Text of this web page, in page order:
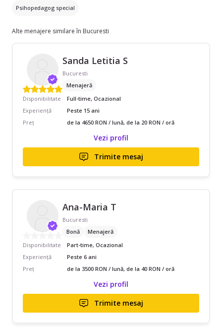
Psihopedagog special
Alte menajere similare în Bucuresti
Sanda Letitia S
Bucuresti
Menajeră
Disponibilitate
Full-time, Ocazional
Experiență
Peste 15 ani
Preț
de la 4650 RON / lună, de la 20 RON / oră
Vezi profil
Trimite mesaj
Ana-Maria T
Bucuresti
Bonă
Menajeră
Disponibilitate
Part-time, Ocazional
Experiență
Peste 6 ani
Preț
de la 3500 RON / lună, de la 40 RON / oră
Vezi profil
Trimite mesaj